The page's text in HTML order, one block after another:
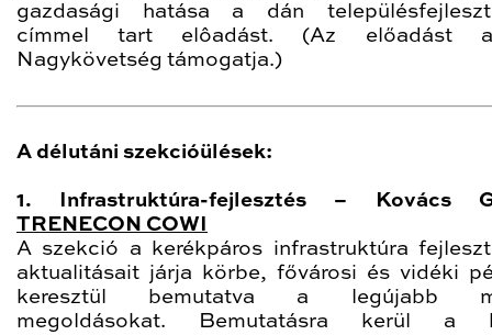
gazdasági hatása a dán
címmel tart elôadást. (Az előadást
Nagykövetség támogatja.)
A délutáni szekcióülések:
1. Infrastruktúra-fejlesztés – Kovács
TRENECON COWI
A szekció a kerékpáros infrastruktúra
aktualitásait járja körbe, fővárosi és vidéki
keresztül bemutatva a legújabb
megoldásokat. Bemutatásra kerül a